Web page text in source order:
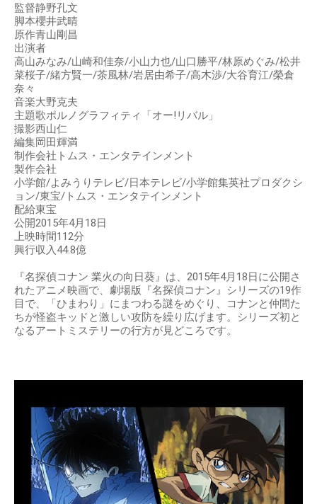
監督静野孔文
脚本櫻井武晴
原作青山剛昌
出演者
高山みなみ/山崎和佳奈/小山力也/山口勝平/林原めぐみ/松井
菜桜子/緒方賢一/茶風林/岩居由希子/高木渉/大谷育江/榮倉
奈々
音楽大野克夫
主題歌ポルノグラフィティ「オー!リバル」
撮影西山仁
編集岡田輝満
制作会社トムス・エンタテインメント
製作会社
小学館/よみうりテレビ/日本テレビ/小学館集英社プロダクシ
ョン/東宝/トムス・エンタテインメント
配給東宝
公開2015年4月18日
上映時間112分
興行収入44.8億
『名探偵コナン 業火の向日葵』は、2015年4月18日に公開さ
れたアニメ映画で、劇場版『名探偵コナン』シリーズの19作
目で、「ひまわり」にまつわる謎をめぐり、コナンと仲間た
ちが怪盗キッドと激しい攻防を繰り広げます。シリーズ初と
なるアートミステリーの行方が見どころです。